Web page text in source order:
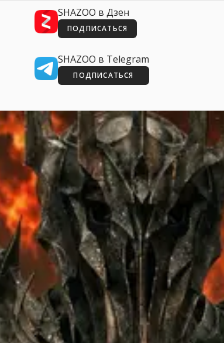
SHAZOO в Дзен
ПОДПИСАТЬСЯ
SHAZOO в Telegram
ПОДПИСАТЬСЯ